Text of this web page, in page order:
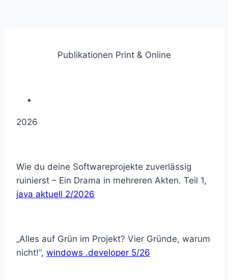
Publikationen Print & Online
2026
Wie du deine Softwareprojekte zuverlässig
ruinierst – Ein Drama in mehreren Akten. Teil 1,
java aktuell 2/2026
„Alles auf Grün im Projekt? Vier Gründe, warum
nicht!“, windows .developer 5/26